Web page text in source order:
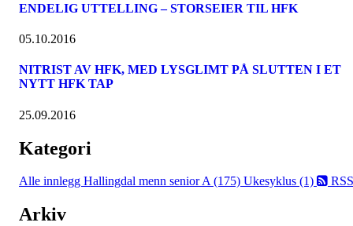
ENDELIG UTTELLING – STORSEIER TIL HFK
05.10.2016
NITRIST AV HFK, MED LYSGLIMT PÅ SLUTTEN I ET
NYTT HFK TAP
25.09.2016
Kategori
Alle innlegg Hallingdal menn senior A (175) Ukesyklus (1) RSS
Arkiv